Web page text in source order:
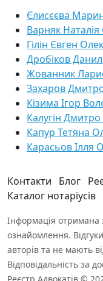
Єлисєєва
Варняк Наталія
Гілін Євген
Дробіков
Жованник
Захаров
Кізима Ігор
Калугін
Капур Тетяна
Карасьов Ілля
Контакти Блог
Каталог нотаріусів
Інформація отримана
ознайомлення.
авторів та не мають
Відповідальність за